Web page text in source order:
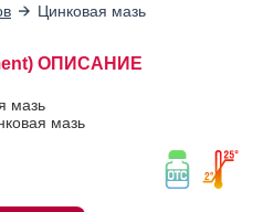
Цинковая мазь
ОПИСАНИЕ
мазь
мазь